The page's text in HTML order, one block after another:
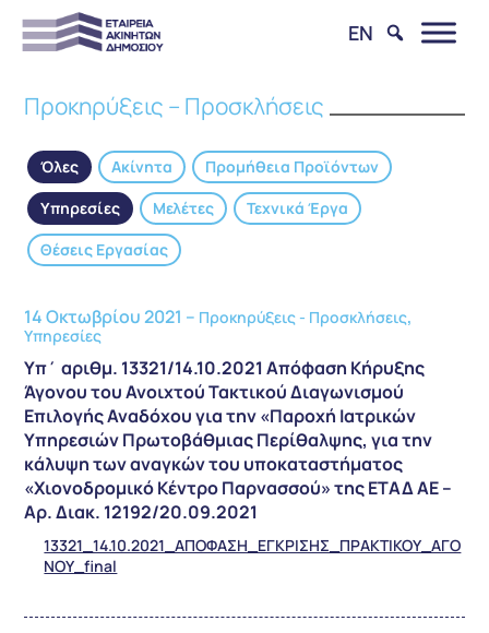
EN
Προκηρύξεις – Προσκλήσεις
Όλες Ακίνητα
Προμήθεια Προϊόντων
Υπηρεσίες
Μελέτες
Τεχνικά Έργα
Θέσεις Εργασίας
14 Οκτωβρίου 2021 – Προκηρύξεις - Προσκλήσεις,
Υπηρεσίες
Υπ΄ αριθμ. 13321/14.10.2021 Απόφαση Κήρυξης
Άγονου του Ανοιχτού Τακτικού Διαγωνισμού
Επιλογής Αναδόχου για την «Παροχή Ιατρικών
Υπηρεσιών Πρωτοβάθμιας Περίθαλψης, για την
κάλυψη των αναγκών του υποκαταστήματος
«Χιονοδρομικό Κέντρο Παρνασσού» της ΕΤΑΔ ΑΕ –
Αρ. Διακ. 12192/20.09.2021
13321_14.10.2021_ΑΠΟΦΑΣΗ_ΕΓΚΡΙΣΗΣ_ΠΡΑΚΤΙΚΟΥ_ΑΓΟ
ΝΟΥ_final